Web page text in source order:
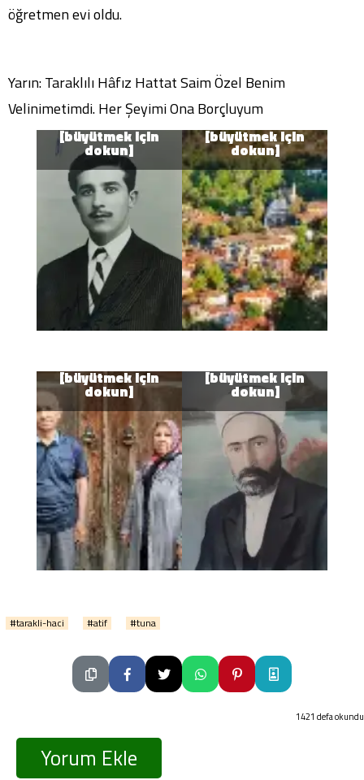
öğretmen evi oldu.
Yarın: Taraklılı Hâfız Hattat Saim Özel Benim
Velinimetimdi. Her Şeyimi Ona Borçluyum
#tarakli-haci #atif #tuna
1421 defa okundu
Yorum Ekle